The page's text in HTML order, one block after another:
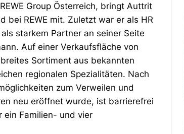
Group Österreich, bringt Auttrit
bei REWE mit. Zuletzt war er als HR
starkem Partner an seiner Seite
Auf einer Verkaufsfläche von
Sortiment aus bekannten
regionalen Spezialitäten. Nach
zum Verweilen und
neu eröffnet wurde, ist barrierefrei
ein Familien- und vier